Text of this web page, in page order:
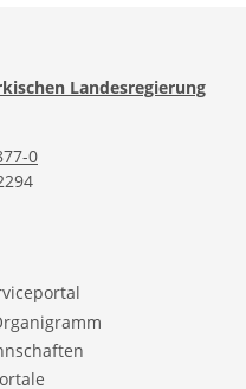
Landesregierung
0